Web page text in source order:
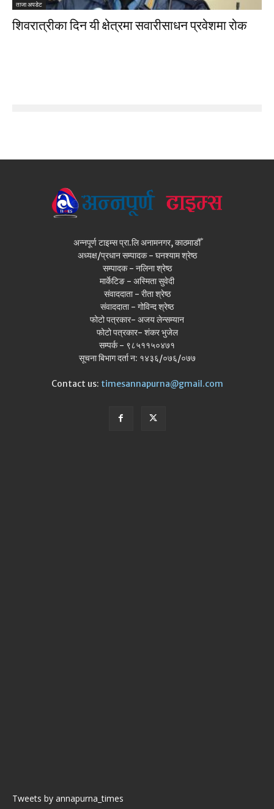
ताजा अपडेट
शिवरात्रीका दिन यी क्षेत्रमा सवारीसाधन प्रवेशमा रोक
अन्नपूर्ण टाइम्स प्रा.लि अनामनगर, काठमाडौँ
अध्यक्ष/प्रधान सम्पादक - घनश्याम श्रेष्ठ
सम्पादक - नलिना श्रेष्ठ
मार्केटिङ - अस्मिता सुवेदी
संवाददाता - रीता श्रेष्ठ
संवाददाता - गोविन्द श्रेष्ठ
फोटो पत्रकार- अजय लेन्सम्यान
फोटो पत्रकार- शंकर भुजेल
सम्पर्क - ९८५११५०४७१
सूचना बिभाग दर्ता न: १४३६/०७६/०७७
Contact us: timesannapurna@gmail.com
Tweets by annapurna_times